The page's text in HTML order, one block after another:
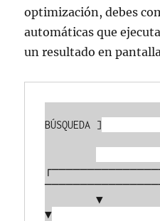
optimización, debes
automáticas que
un resultado en
BÚSQUEDA ]
         ▼                         ▼
▼